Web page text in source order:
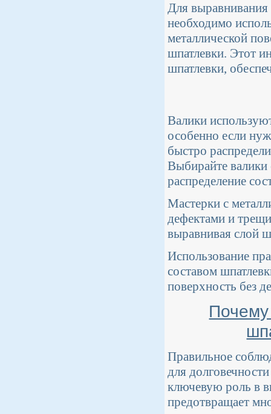
Для выравнивания
необходимо
металлической
шпатлевки. Этот
шпатлевки,
Валики
особенно если
быстро
Выбирайте валики
распределение
Мастерки с
дефектами и
выравнивая слой
Использование
составом
поверхность без
Правильное
для
ключевую роль в
предотвращает